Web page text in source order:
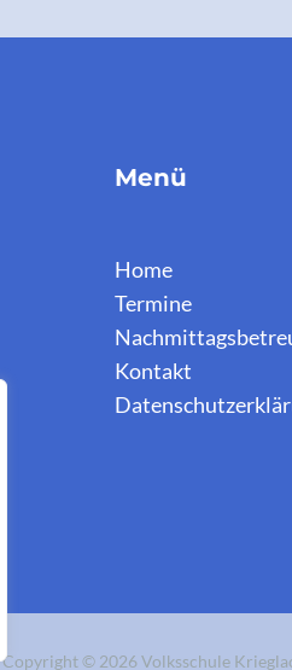
Menü
Home
Termine
Kontakt
Copyright © 2026 Volksschule